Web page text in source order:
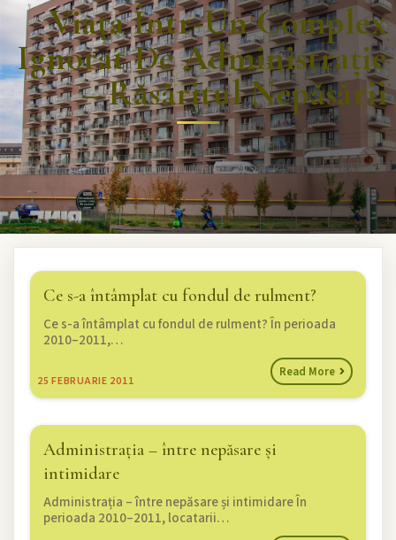
Viața Într-Un Complex
Ignorat De Administrație
– Răsăritul Nepăsării
Ce s-a întâmplat cu fondul de rulment?
25 FEBRUARIE 2011
Ce s-a întâmplat cu fondul de rulment? În perioada
2010–2011,…
Read More
Administrația – între nepăsare și
intimidare
Administrația – între nepăsare și intimidare În
perioada 2010–2011, locatarii…